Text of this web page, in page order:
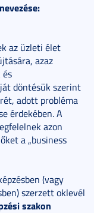
az üzleti élet
azaz
és
döntésük szerint
adott probléma
érdekében. A
azon
a „business
(vagy
szerzett oklevél
szakon